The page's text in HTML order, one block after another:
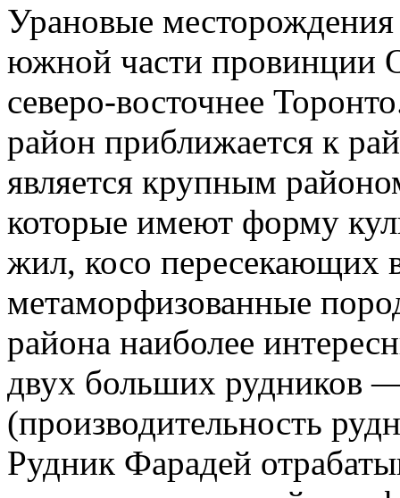
Урановые
южной части провинции
северо-восточнее
район приближается к
является крупным
которые имеют форму
жил, косо
метаморфизованные
района наиболее
двух больших рудников
(производительность
Рудник Фарадей